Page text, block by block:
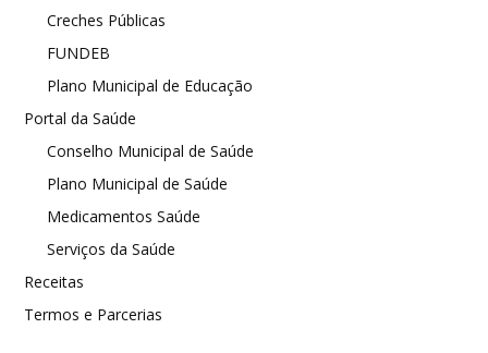
Creches Públicas
FUNDEB
Plano Municipal de Educação
Portal da Saúde
Conselho Municipal de Saúde
Plano Municipal de Saúde
Medicamentos Saúde
Serviços da Saúde
Receitas
Termos e Parcerias